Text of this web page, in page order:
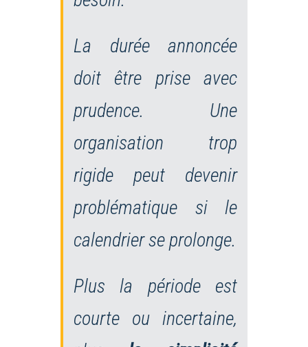
La durée annoncée
doit être prise avec
prudence. Une
organisation trop
rigide peut devenir
problématique si le
calendrier se prolonge.
Plus la période est
courte ou incertaine,